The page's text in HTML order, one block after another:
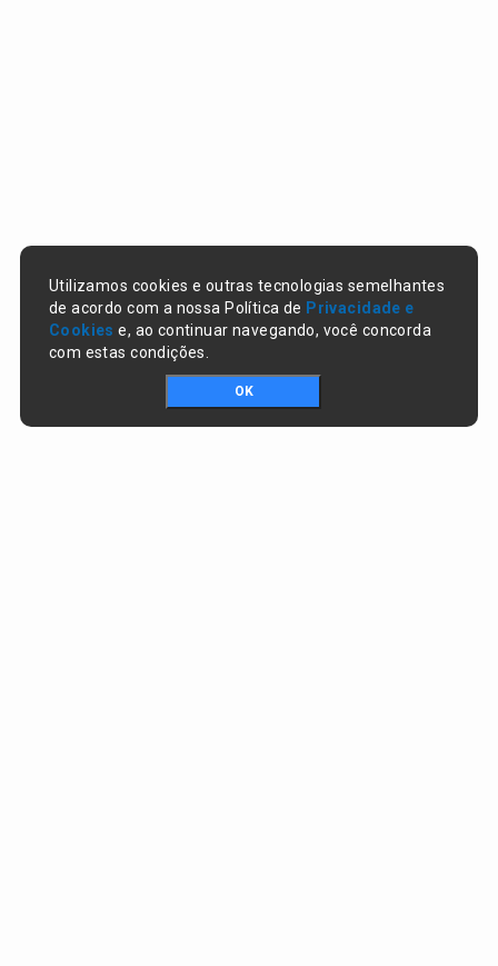
Utilizamos cookies e outras tecnologias semelhantes
de acordo com a nossa Política de Privacidade e
Cookies e, ao continuar navegando, você concorda
com estas condições.
OK